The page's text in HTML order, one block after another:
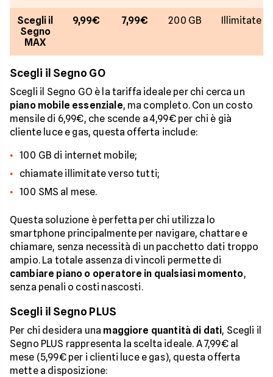
Scegli il
Segno
MAX
9,99€ 7,99€ 200 GB Illimitate
Scegli il Segno GO
Scegli il Segno GO è la tariffa ideale per chi cerca un
piano mobile essenziale, ma completo. Con un costo
mensile di 6,99€, che scende a 4,99€ per chi è già
cliente luce e gas, questa offerta include:
100 GB di internet mobile;
chiamate illimitate verso tutti;
100 SMS al mese.
Questa soluzione è perfetta per chi utilizza lo
smartphone principalmente per navigare, chattare e
chiamare, senza necessità di un pacchetto dati troppo
ampio. La totale assenza di vincoli permette di
cambiare piano o operatore in qualsiasi momento,
senza penali o costi nascosti.
Scegli il Segno PLUS
Per chi desidera una maggiore quantità di dati, Scegli il
Segno PLUS rappresenta la scelta ideale. A 7,99€ al
mese (5,99€ per i clienti luce e gas), questa offerta
mette a disposizione: